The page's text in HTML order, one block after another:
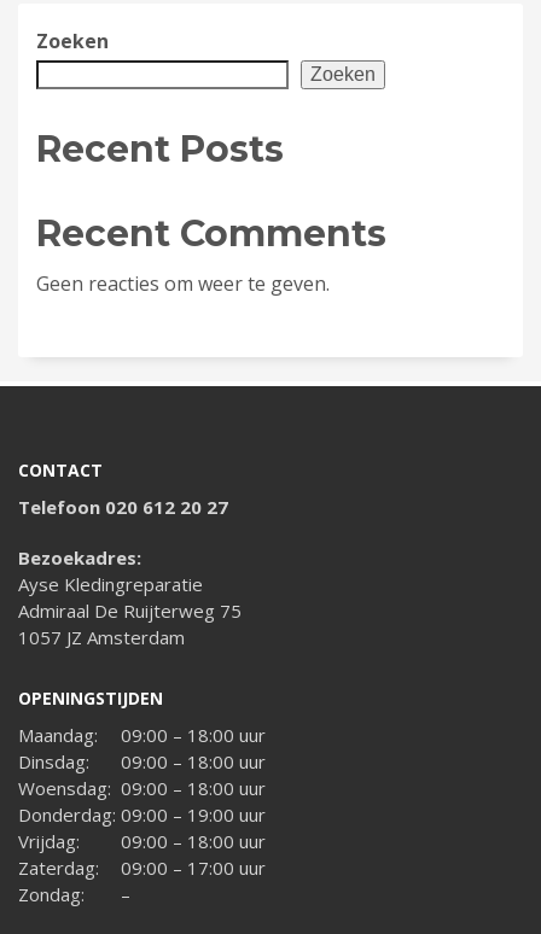
Zoeken
Zoeken
Recent Posts
Recent Comments
Geen reacties om weer te geven.
CONTACT
Telefoon 020 612 20 27
Bezoekadres:
Ayse Kledingreparatie
Admiraal De Ruijterweg 75
1057 JZ Amsterdam
OPENINGSTIJDEN
Maandag:
09:00 – 18:00 uur
Dinsdag:
09:00 – 18:00 uur
Woensdag: 09:00 – 18:00 uur
Donderdag: 09:00 – 19:00 uur
Vrijdag:
09:00 – 18:00 uur
Zaterdag:
09:00 – 17:00 uur
Zondag:
–